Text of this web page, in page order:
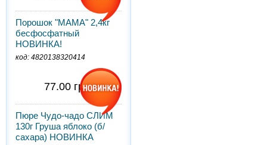
Порошок "МАМА" 2,4кг
бесфосфатный
НОВИНКА!
код: 4820138320414
77.00 грн.
Пюре Чудо-чадо СЛИМ
130г Груша яблоко (б/
сахара) НОВИНКА